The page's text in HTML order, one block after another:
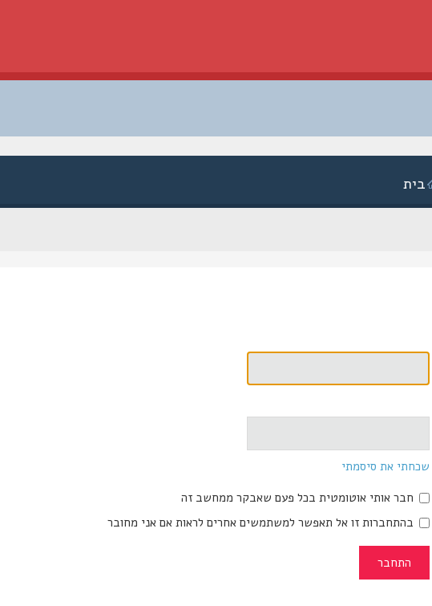
בית
שכחתי את סיסמתי
חבר אותי אוטומטית בכל פעם שאבקר ממחשב זה
בהתחברות זו אל תאפשר למשתמשים אחרים לראות אם אני מחובר